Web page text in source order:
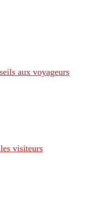
aux voyageurs
visiteurs